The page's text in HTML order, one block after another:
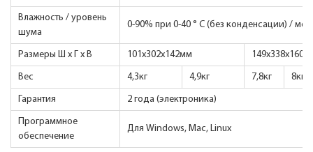
Влажность / уровень
шума
0-90% при 0-40 ° C (без конденсации) /
Размеры Ш х Г х В 101x302x142мм
Вес 4,3кг 4,9кг 7,8кг 8кг
Гарантия 2 года (электроника)
Программное
обеспечение
Для Windows, Mac, Linux